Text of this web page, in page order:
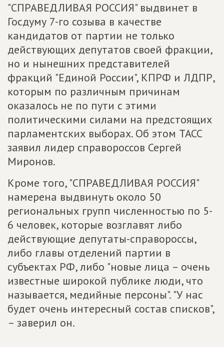
"СПРАВЕДЛИВАЯ РОССИЯ" выдвинет в
Госдуму 7-го созыва в качестве
кандидатов от партии не только
действующих депутатов своей фракции,
но и нынешних представителей
фракций "Единой России", КПРФ и ЛДПР,
которым по различным причинам
оказалось не по пути с этими
политическими силами на предстоящих
парламентских выборах. Об этом ТАСС
заявил лидер справороссов Сергей
Миронов.
Кроме того, "СПРАВЕДЛИВАЯ РОССИЯ"
намерена выдвинуть около 50
региональных групп численностью по 5-
6 человек, которые возглавят либо
действующие депутаты-справороссы,
либо главы отделений партии в
субъектах РФ, либо "новые лица – очень
известные широкой публике люди, что
называется, медийные персоны". "У нас
будет очень интересный состав списков",
– заверил он.